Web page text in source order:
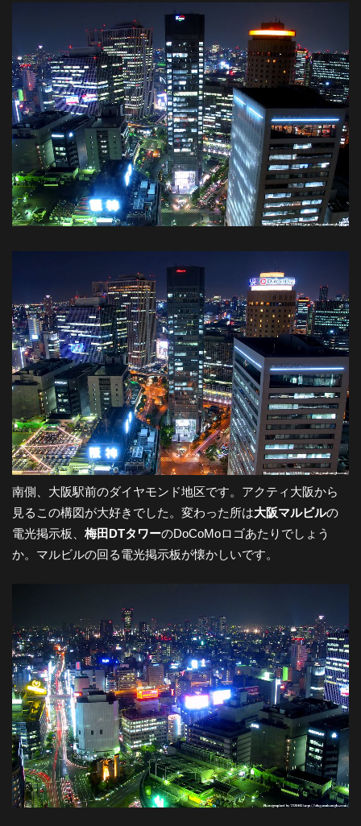
と
都
市
風
景
探
訪-
南側、大阪駅前のダイヤモンド地区です。アクティ大阪から
見るこの構図が大好きでした。変わった所は大阪マルビルの
電光掲示板、 梅田DTタワーのDoCoMoロゴあたりでしょう
か。マルビルの回る電光掲示板が懐かしいです。